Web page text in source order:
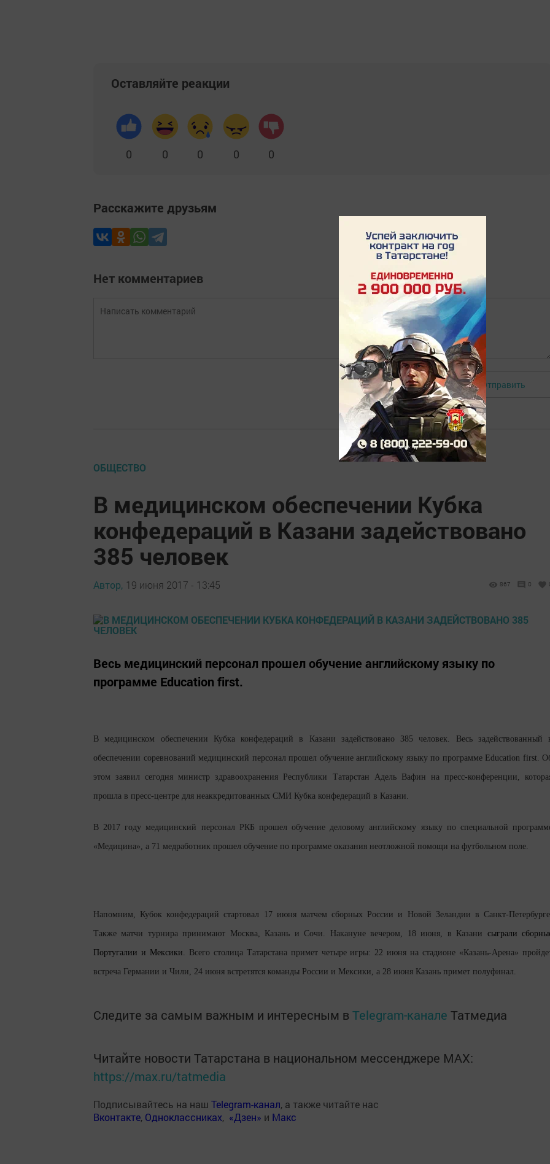
Оставляйте реакции
0 0 0 0 0
Расскажите друзьям
Нет комментариев
Авторизоваться Отправить
ОБЩЕСТВО
В медицинском обеспечении Кубка
конфедераций в Казани задействовано
385 человек
Автор, 19 июня 2017 - 13:45 867 0
Весь медицинский персонал прошел обучение английскому языку по
программе Education first.
В медицинском обеспечении Кубка конфедераций в Казани задействовано 385 человек. Весь задействованный
обеспечении соревнований медицинский персонал прошел обучение английскому языку по программе Education first.
этом заявил сегодня министр здравоохранения Республики Татарстан Адель Вафин на пресс-конференции,
прошла в пресс-центре для неаккредитованных СМИ Кубка конфедераций в Казани.
В 2017 году медицинский персонал РКБ прошел обучение деловому английскому языку по специальной
«Медицина», а 71 медработник прошел обучение по программе оказания неотложной помощи на футбольном поле.
Напомним, Кубок конфедераций стартовал 17 июня матчем сборных России и Новой Зеландии в Санкт-
Также матчи турнира принимают Москва, Казань и Сочи. Накануне вечером, 18 июня, в Казани сыграли
Португалии и Мексики. Всего столица Татарстана примет четыре игры: 22 июня на стадионе «Казань-Арена»
встреча Германии и Чили, 24 июня встретятся команды России и Мексики, а 28 июня Казань примет полуфинал.
Следите за самым важным и интересным в Telegram-канале Татмедиа
Читайте новости Татарстана в национальном мессенджере MАХ:
https://max.ru/tatmedia
Подписывайтесь на наш Telegram-канал, а также читайте нас
Вконтакте, Одноклассниках, «Дзен» и Макс